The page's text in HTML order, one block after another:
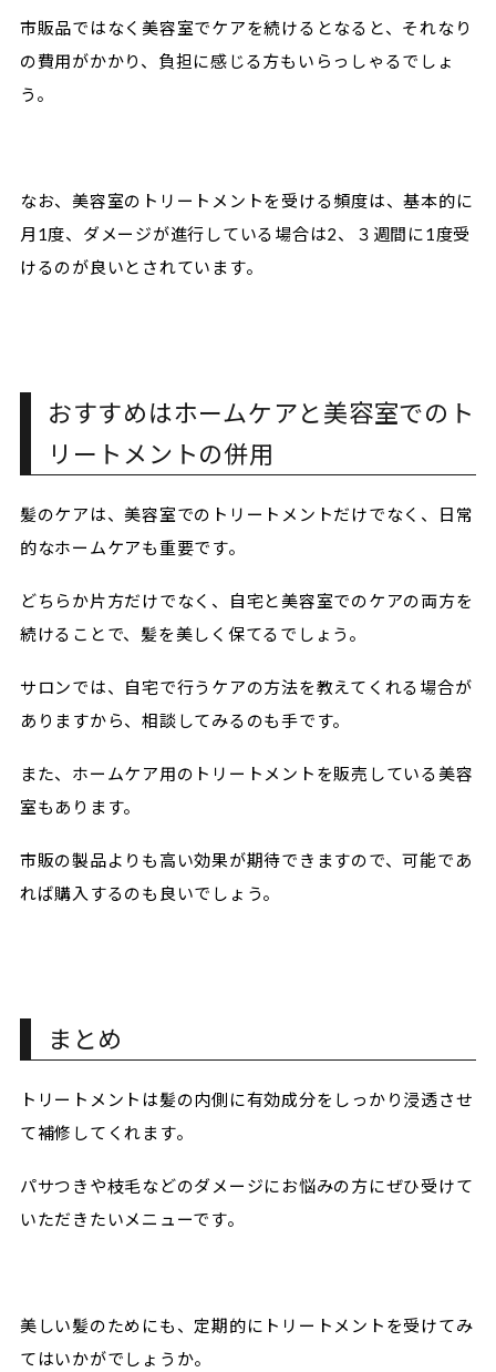
市販品ではなく美容室でケアを続けるとなると、それなり
の費用がかかり、負担に感じる方もいらっしゃるでしょ
う。
なお、美容室のトリートメントを受ける頻度は、基本的に
月1度、ダメージが進行している場合は2、３週間に1度受
けるのが良いとされています。
おすすめはホームケアと美容室でのト
リートメントの併用
髪のケアは、美容室でのトリートメントだけでなく、日常
的なホームケアも重要です。
どちらか片方だけでなく、自宅と美容室でのケアの両方を
続けることで、髪を美しく保てるでしょう。
サロンでは、自宅で行うケアの方法を教えてくれる場合が
ありますから、相談してみるのも手です。
また、ホームケア用のトリートメントを販売している美容
室もあります。
市販の製品よりも高い効果が期待できますので、可能であ
れば購入するのも良いでしょう。
まとめ
トリートメントは髪の内側に有効成分をしっかり浸透させ
て補修してくれます。
パサつきや枝毛などのダメージにお悩みの方にぜひ受けて
いただきたいメニューです。
美しい髪のためにも、定期的にトリートメントを受けてみ
てはいかがでしょうか。